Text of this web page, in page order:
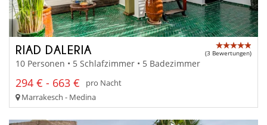
RIAD DALERIA (3 Bewertungen)
10 Personen • 5 Schlafzimmer • 5 Badezimmer
294 € - 663 €
pro Nacht
Marrakesch - Medina